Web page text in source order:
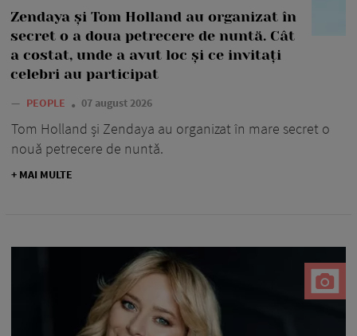
Zendaya și Tom Holland au organizat în
secret o a doua petrecere de nuntă. Cât
a costat, unde a avut loc și ce invitați
celebri au participat
— PEOPLE 07 august 2026
Tom Holland și Zendaya au organizat în mare secret o
nouă petrecere de nuntă.
+ MAI MULTE